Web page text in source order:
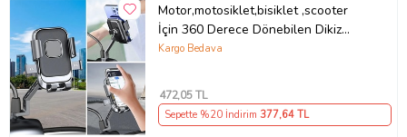
Motor,motosiklet,bisiklet ,scooter
İçin 360 Derece Dönebilen Dikiz
Aynası Versiyonu Telefon Tutucu
Kargo Bedava
472,05 TL
Sepette %20 İndirim 377,64 TL